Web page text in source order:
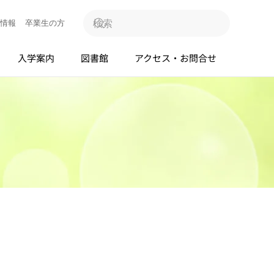
報 卒業生の方
入学案内 図書館 アクセス・お問合せ